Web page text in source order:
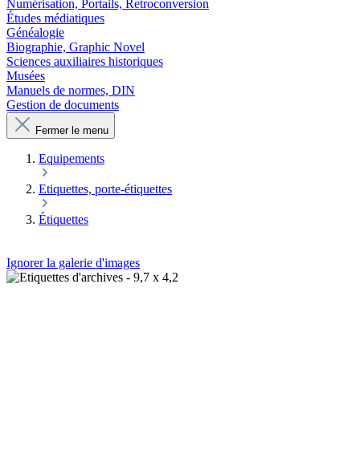
Numérisation, Portails, Retroconversion
Études médiatiques
Généalogie
Biographie, Graphic Novel
Sciences auxiliaires historiques
Musées
Manuels de normes, DIN
Gestion de documents
Fermer le menu
Equipements
Etiquettes, porte-étiquettes
Étiquettes
Ignorer la galerie d'images